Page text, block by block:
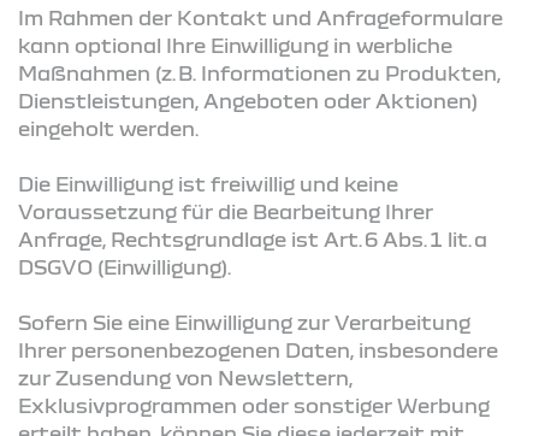
Im Rahmen der Kontakt und Anfrageformulare
kann optional Ihre Einwilligung in werbliche
Maßnahmen (z. B. Informationen zu Produkten,
Dienstleistungen, Angeboten oder Aktionen)
eingeholt werden.
Die Einwilligung ist freiwillig und keine
Voraussetzung für die Bearbeitung Ihrer
Anfrage, Rechtsgrundlage ist Art. 6 Abs. 1 lit. a
DSGVO (Einwilligung).
Sofern Sie eine Einwilligung zur Verarbeitung
Ihrer personenbezogenen Daten, insbesondere
zur Zusendung von Newslettern,
Exklusivprogrammen oder sonstiger Werbung